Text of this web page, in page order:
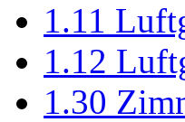
1.11
1.12
1.30